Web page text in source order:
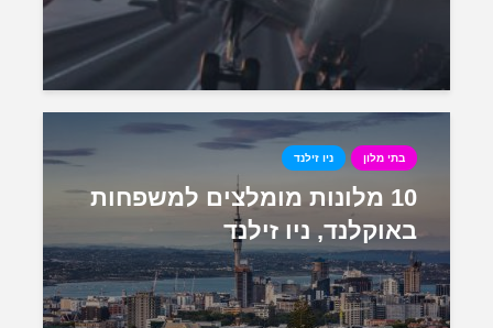
בתי מלון ניו זילנד
10 מלונות מומלצים למשפחות
באוקלנד, ניו זילנד